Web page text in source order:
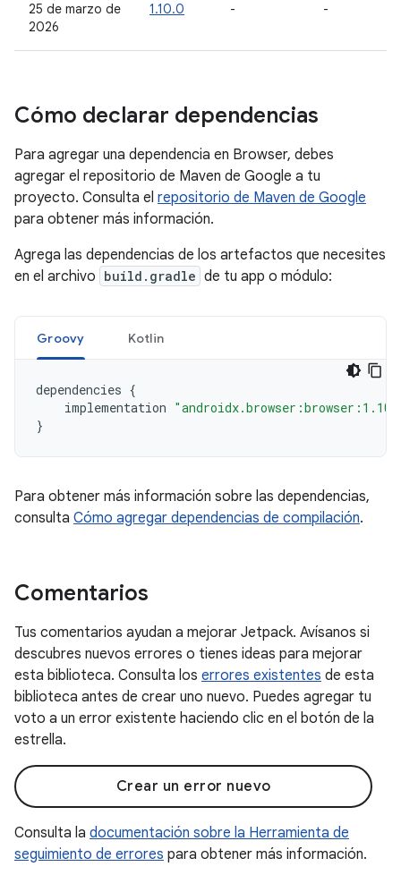
25 de marzo de
2026
1.10.0 - -
Cómo declarar dependencias
Para agregar una dependencia en Browser, debes
agregar el repositorio de Maven de Google a tu
proyecto. Consulta el repositorio de Maven de Google
para obtener más información.
Agrega las dependencias de los artefactos que necesites
en el archivo build.gradle de tu app o módulo:
Groovy Kotlin
dependencies {
implementation
}
Para obtener más información sobre las dependencias,
consulta Cómo agregar dependencias de compilación.
Comentarios
Tus comentarios ayudan a mejorar Jetpack. Avísanos si
descubres nuevos errores o tienes ideas para mejorar
esta biblioteca. Consulta los errores existentes de esta
biblioteca antes de crear uno nuevo. Puedes agregar tu
voto a un error existente haciendo clic en el botón de la
estrella.
Crear un error nuevo
Consulta la documentación sobre la Herramienta de
seguimiento de errores para obtener más información.